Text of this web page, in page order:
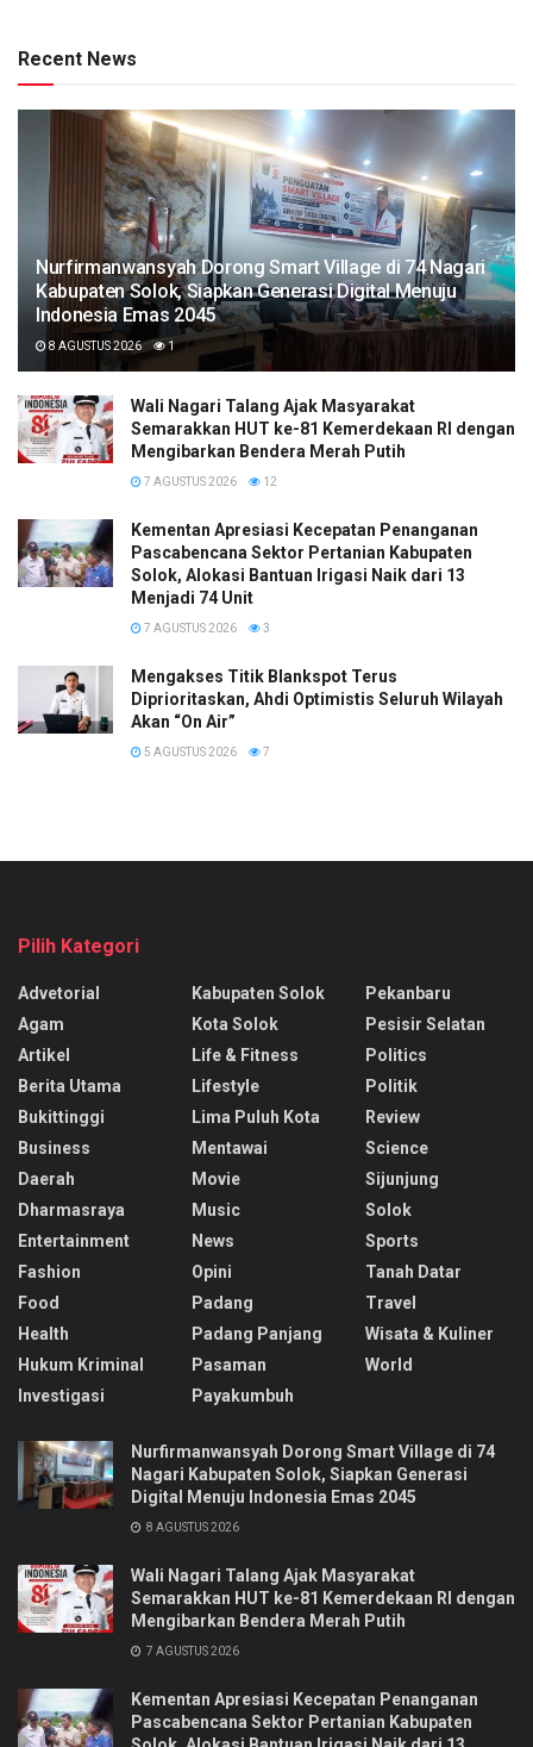
Recent News
Nurfirmanwansyah Dorong Smart Village di 74 Nagari
Kabupaten Solok, Siapkan Generasi Digital Menuju
Indonesia Emas 2045
8 AGUSTUS 2026 1
Wali Nagari Talang Ajak Masyarakat
Semarakkan HUT ke-81 Kemerdekaan RI dengan
Mengibarkan Bendera Merah Putih
7 AGUSTUS 2026 12
Kementan Apresiasi Kecepatan Penanganan
Pascabencana Sektor Pertanian Kabupaten
Solok, Alokasi Bantuan Irigasi Naik dari 13
Menjadi 74 Unit
7 AGUSTUS 2026 3
Mengakses Titik Blankspot Terus
Diprioritaskan, Ahdi Optimistis Seluruh Wilayah
Akan “On Air”
5 AGUSTUS 2026 7
Pilih Kategori
Advetorial
Agam
Artikel
Berita Utama
Bukittinggi
Business
Daerah
Dharmasraya
Entertainment
Fashion
Food
Health
Hukum Kriminal
Investigasi
Kabupaten Solok
Kota Solok
Life & Fitness
Lifestyle
Lima Puluh Kota
Mentawai
Movie
Music
News
Opini
Padang
Padang Panjang
Pasaman
Payakumbuh
Pekanbaru
Pesisir Selatan
Politics
Politik
Review
Science
Sijunjung
Solok
Sports
Tanah Datar
Travel
Wisata & Kuliner
World
Nurfirmanwansyah Dorong Smart Village di 74
Nagari Kabupaten Solok, Siapkan Generasi
Digital Menuju Indonesia Emas 2045
8 AGUSTUS 2026
Wali Nagari Talang Ajak Masyarakat
Semarakkan HUT ke-81 Kemerdekaan RI dengan
Mengibarkan Bendera Merah Putih
7 AGUSTUS 2026
Kementan Apresiasi Kecepatan Penanganan
Pascabencana Sektor Pertanian Kabupaten